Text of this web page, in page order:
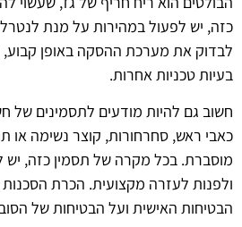
כזה, יש לפעול במהירות על מנת
לבדוק את מערכת ההסקה באופן קבוע,
בעיות טכניות אחרות.
חשוב גם להיות מודעים לתסמינים של
כאבי ראש, סחרחורות, קוצר נשימה או
מוסברת. בכל מקרה של תסמין כזה,
ולפנות לעזרה מקצועית. הכרת
הבטיחות האישית ועל הבטיחות של